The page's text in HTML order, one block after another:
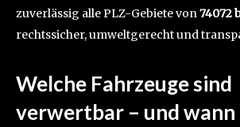
zuverlässig alle PLZ-Gebiete von74072
rechtssicher, umweltgerecht und
Welche Fahrzeuge sind
verwertbar – und wann